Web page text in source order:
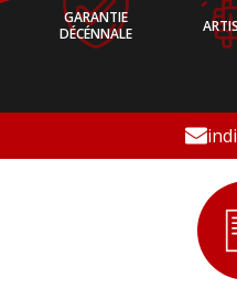
GARANTIE
DÉCÉNNALE